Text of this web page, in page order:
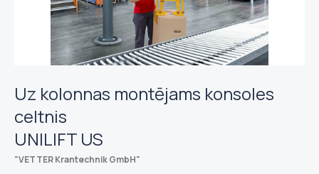
Uz kolonnas montējams konsoles
celtnis
UNILIFT US
"VETTER Krantechnik GmbH"